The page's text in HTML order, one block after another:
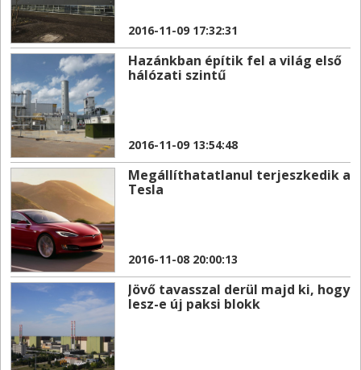
2016-11-09 17:32:31
Hazánkban építik fel a világ első
hálózati szintű
2016-11-09 13:54:48
Megállíthatatlanul terjeszkedik a
Tesla
2016-11-08 20:00:13
Jövő tavasszal derül majd ki, hogy
lesz-e új paksi blokk